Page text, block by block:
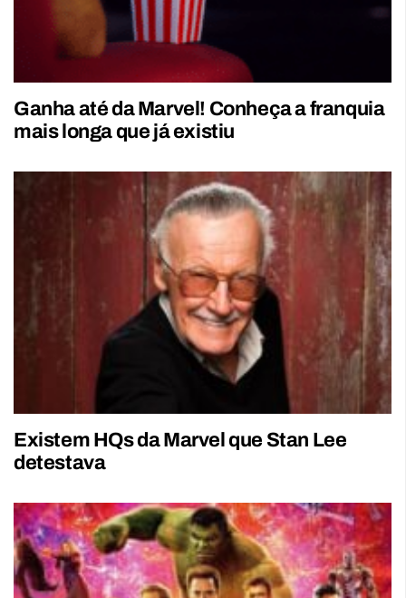
Ganha até da Marvel! Conheça a franquia
mais longa que já existiu
Existem HQs da Marvel que Stan Lee
detestava